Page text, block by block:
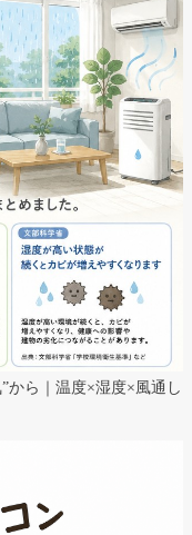
から｜温度×湿度×風通し